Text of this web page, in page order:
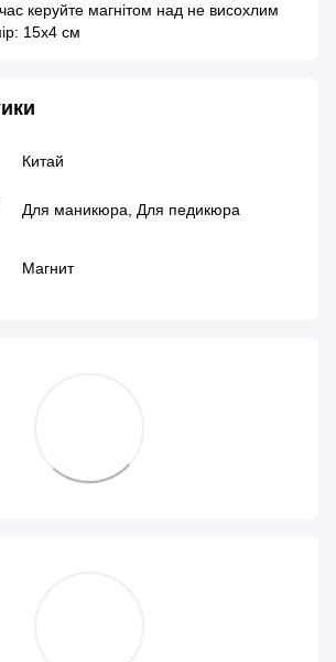
керуйте магнітом над не висохлим
15х4 см
Китай
Для маникюра, Для педикюра
Магнит